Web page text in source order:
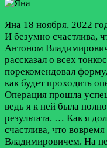
Яна 18 ноября, 2022
И безумно счастлива,
Антоном
рассказал о всех
порекомендовал
как будет проходить
Операция прошла
ведь я к ней была
результата. … Как я
счастлива, что
Владимировичем. На